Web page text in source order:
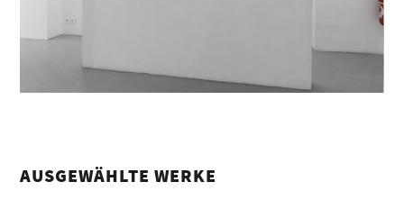
AUSGEWÄHLTE WERKE